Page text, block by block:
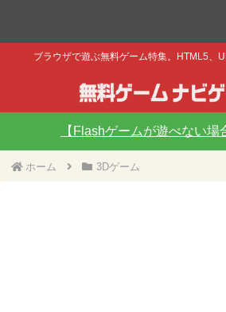
ブラウザで遊ぶ無料ゲーム特集。HTML5、
【Flashゲームが遊べない場
ホーム 3Dゲーム